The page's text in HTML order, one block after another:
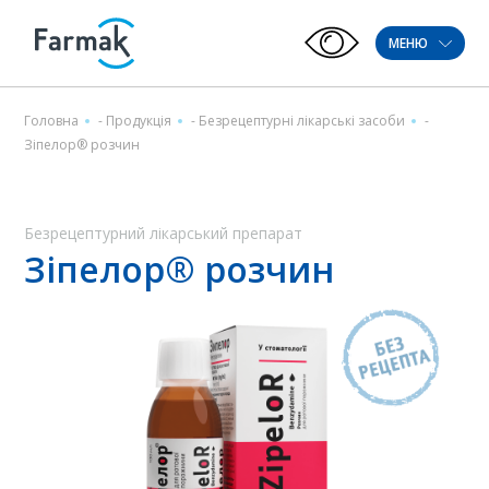
МЕНЮ
Головна - Продукція - Безрецептурні лікарські засоби
-
Зіпелор® розчин
Безрецептурний лікарський препарат
Зіпелор® розчин